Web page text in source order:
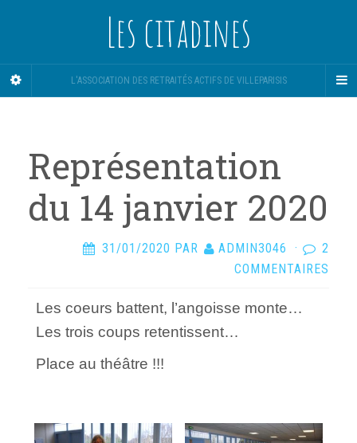
Les citadines
L'ASSOCIATION DES RETRAITÉS ACTIFS DE VILLEPARISIS
Représentation
du 14 janvier 2020
31/01/2020 PAR ADMIN3046 ·
2
COMMENTAIRES
Les coeurs battent, l’angoisse monte…
Les trois coups retentissent…
Place au théâtre !!!